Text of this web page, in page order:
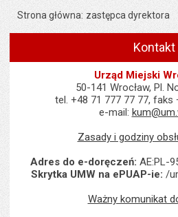
Strona główna zastępca dyrektora
Kontakt
Urząd Miejski
50-141 Wrocław, Pl.
tel. +48 71 777 77 77, faks
e-mail:
Zasady i godziny
Adres do e-doręczeń: AE:PL-
Skrytka UMW na ePUAP-ie: /
Ważny komunikat